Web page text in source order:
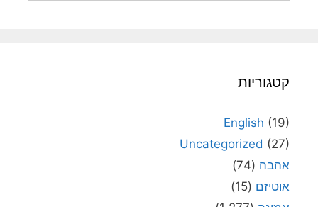
קטגוריות
English (19)
Uncategorized (27)
אהבה (74)
אוטיזם (15)